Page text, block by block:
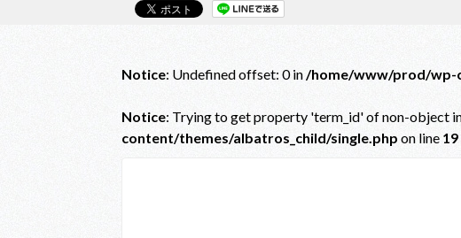
Notice: Undefined offset: 0 in/home/www/prod/wp-
Notice: Trying to get property 'term_id' of non-object
content/themes/albatros_child/single.php on line 19